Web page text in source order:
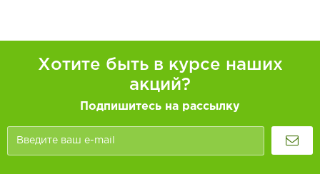
Хотите быть в курсе наших
акций?
Подпишитесь на рассылку